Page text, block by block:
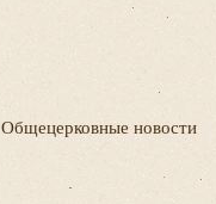
Общецерковные новости